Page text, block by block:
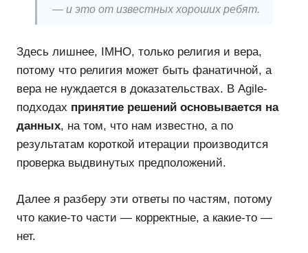
и это от известных хороших ребят.
Здесь лишнее, IMHO, только религия и вера,
потому что религия может быть фанатичной, а
вера не нуждается в доказательствах. В Agile-
подходах принятие решений основывается на
данных, на том, что нам известно, а по
результатам короткой итерации производится
проверка выдвинутых предположений.
Далее я разберу эти ответы по частям, потому
что какие-то части — корректные, а какие-то —
нет.